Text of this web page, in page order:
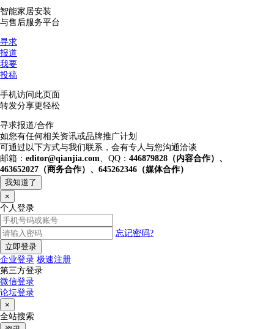
智能家居安装
与售后服务平台
寻求
报道
我要
投稿
手机访问此页面
转发分享更轻松
寻求报道/合作
如您有任何相关资讯或品牌推广计划
可通过以下方式与我们联系，会有专人与您沟通洽谈
邮箱： editor@qianjia.com 、QQ： 446879828（内容合作）、
463652027（商务合作）、645262346（媒体合作）
我知道了
×
个人登录
忘记密码?
立即登录
企业登录 极速注册
第三方登录
微信登录
论坛登录
×
全站搜索